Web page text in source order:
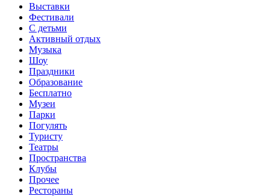
Выставки
Фестивали
С детьми
Активный отдых
Музыка
Шоу
Праздники
Образование
Бесплатно
Музеи
Парки
Погулять
Туристу
Театры
Пространства
Клубы
Прочее
Рестораны